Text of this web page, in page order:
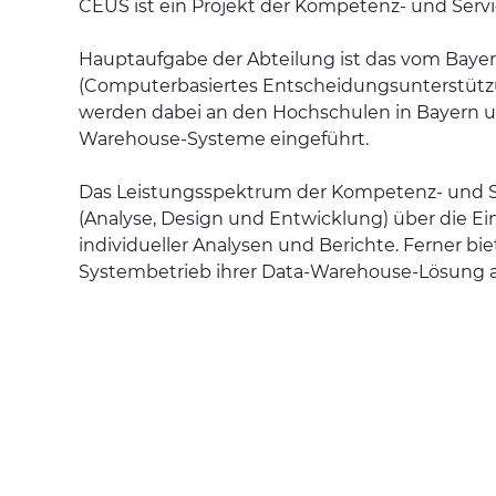
CEUS ist ein Projekt der Kompetenz- und
Hauptaufgabe der Abteilung ist das vom
(Computerbasiertes
werden dabei an den Hochschulen in Bayern
Warehouse-Systeme eingeführt.
Das Leistungsspektrum der Kompetenz- und
(Analyse, Design und Entwicklung) über die
individueller Analysen und Berichte. Ferner
Systembetrieb ihrer Data-Warehouse-Lösung